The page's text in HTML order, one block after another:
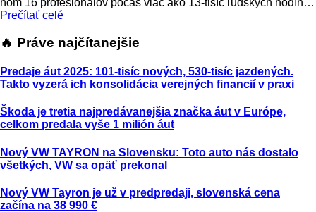
ňom 16 profesionálov počas viac ako 13-tisíc ľudských hodín…
Prečítať celé
🔥 Práve najčítanejšie
Predaje áut 2025: 101-tisíc nových, 530-tisíc jazdených.
Takto vyzerá ich konsolidácia verejných financií v praxi
Škoda je tretia najpredávanejšia značka áut v Európe,
celkom predala vyše 1 milión áut
Nový VW TAYRON na Slovensku: Toto auto nás dostalo
všetkých, VW sa opäť prekonal
Nový VW Tayron je už v predpredaji, slovenská cena
začína na 38 990 €